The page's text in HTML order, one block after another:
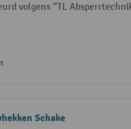
volgens “TL
Schake